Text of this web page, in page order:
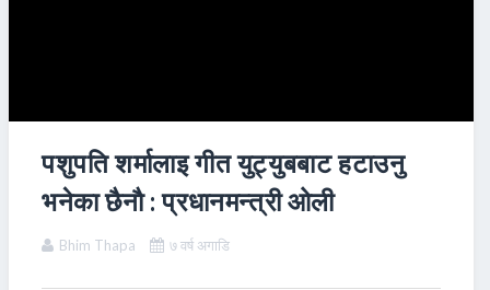
पशुपति शर्मालाइ गीत युट्युबबाट हटाउनु
भनेका छैनाै : प्रधानमन्त्री ओली
Bhim Thapa ७ वर्ष अगाडि